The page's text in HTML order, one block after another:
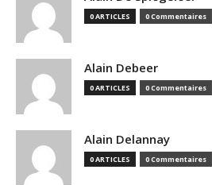
0 ARTICLES 0 Commentaires
Alain Debeer
0 ARTICLES 0 Commentaires
Alain Delannay
0 ARTICLES 0 Commentaires